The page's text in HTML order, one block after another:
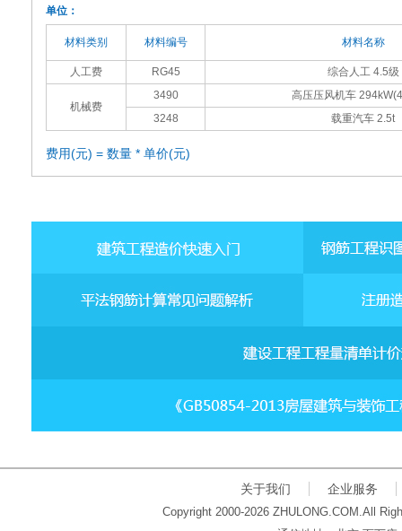
单位：
材料类别 材料编号 材料名称
人工费 RG45 综合人工 4.5级
机械费
3490
高压压风机车
3248
载重汽车 2.5t
费用(元) = 数量 * 单价(元)
关于我们 企业服务
Copyright 2000-2026 ZHULONG.COM.All